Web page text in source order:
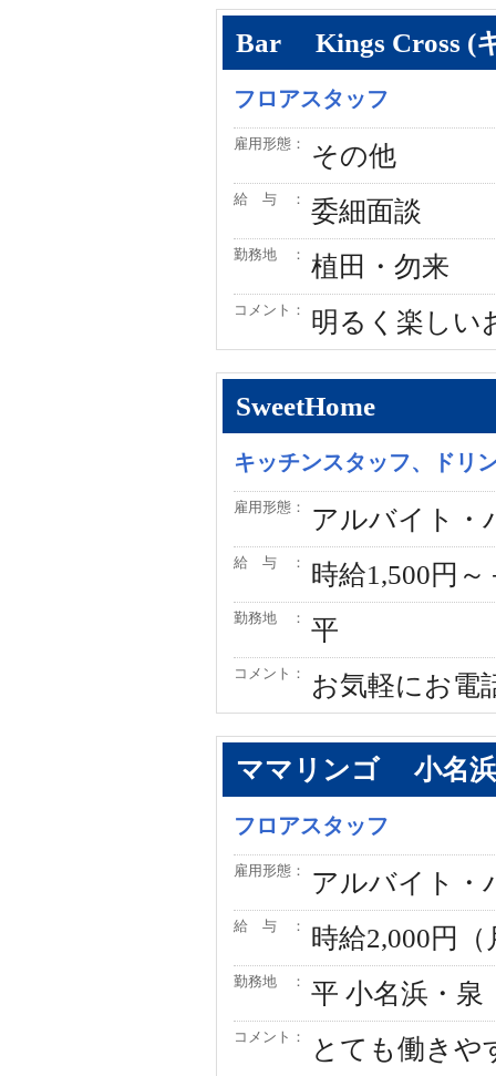
Bar Kings Cross (
フロアスタッフ
雇用形態： その他
給 与 ： 委細面談
勤務地 ： 植田・勿来
コメント： 明るく楽しい
SweetHome
キッチンスタッフ、ドリ
雇用形態： アルバイト・
給 与 ： 時給1,500円
勤務地 ： 平
コメント： お気軽にお電
ママリンゴ 小名浜
フロアスタッフ
雇用形態： アルバイト・
給 与 ： 時給2,000円
勤務地 ： 平 小名浜・泉
コメント：
とても働きや